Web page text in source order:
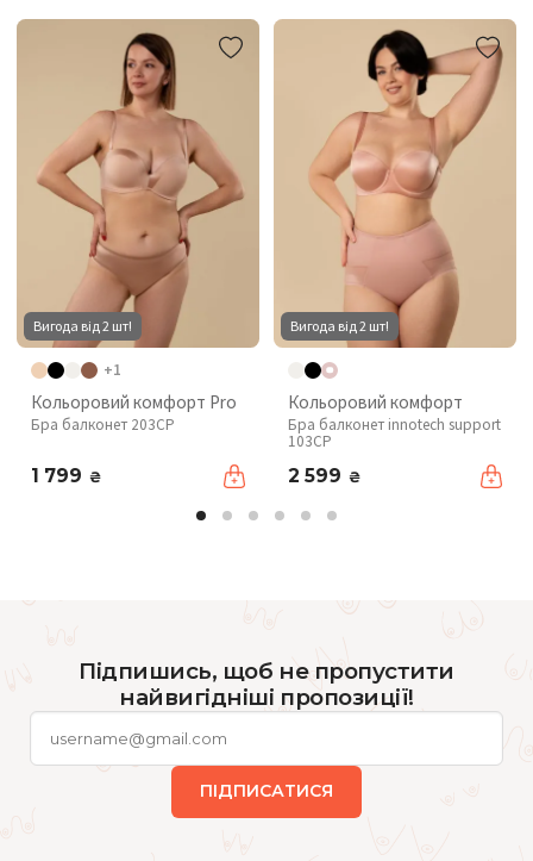
Вигода від 2 шт!
+1
Кольоровий комфорт Pro
Бра балконет 203CP
1 799 ₴
Вигода від 2 шт!
Кольоровий комфорт
Бра балконет innotech support
103CP
2 599 ₴
Підпишись, щоб не пропустити
найвигідніші пропозиції!
ПІДПИСАТИСЯ